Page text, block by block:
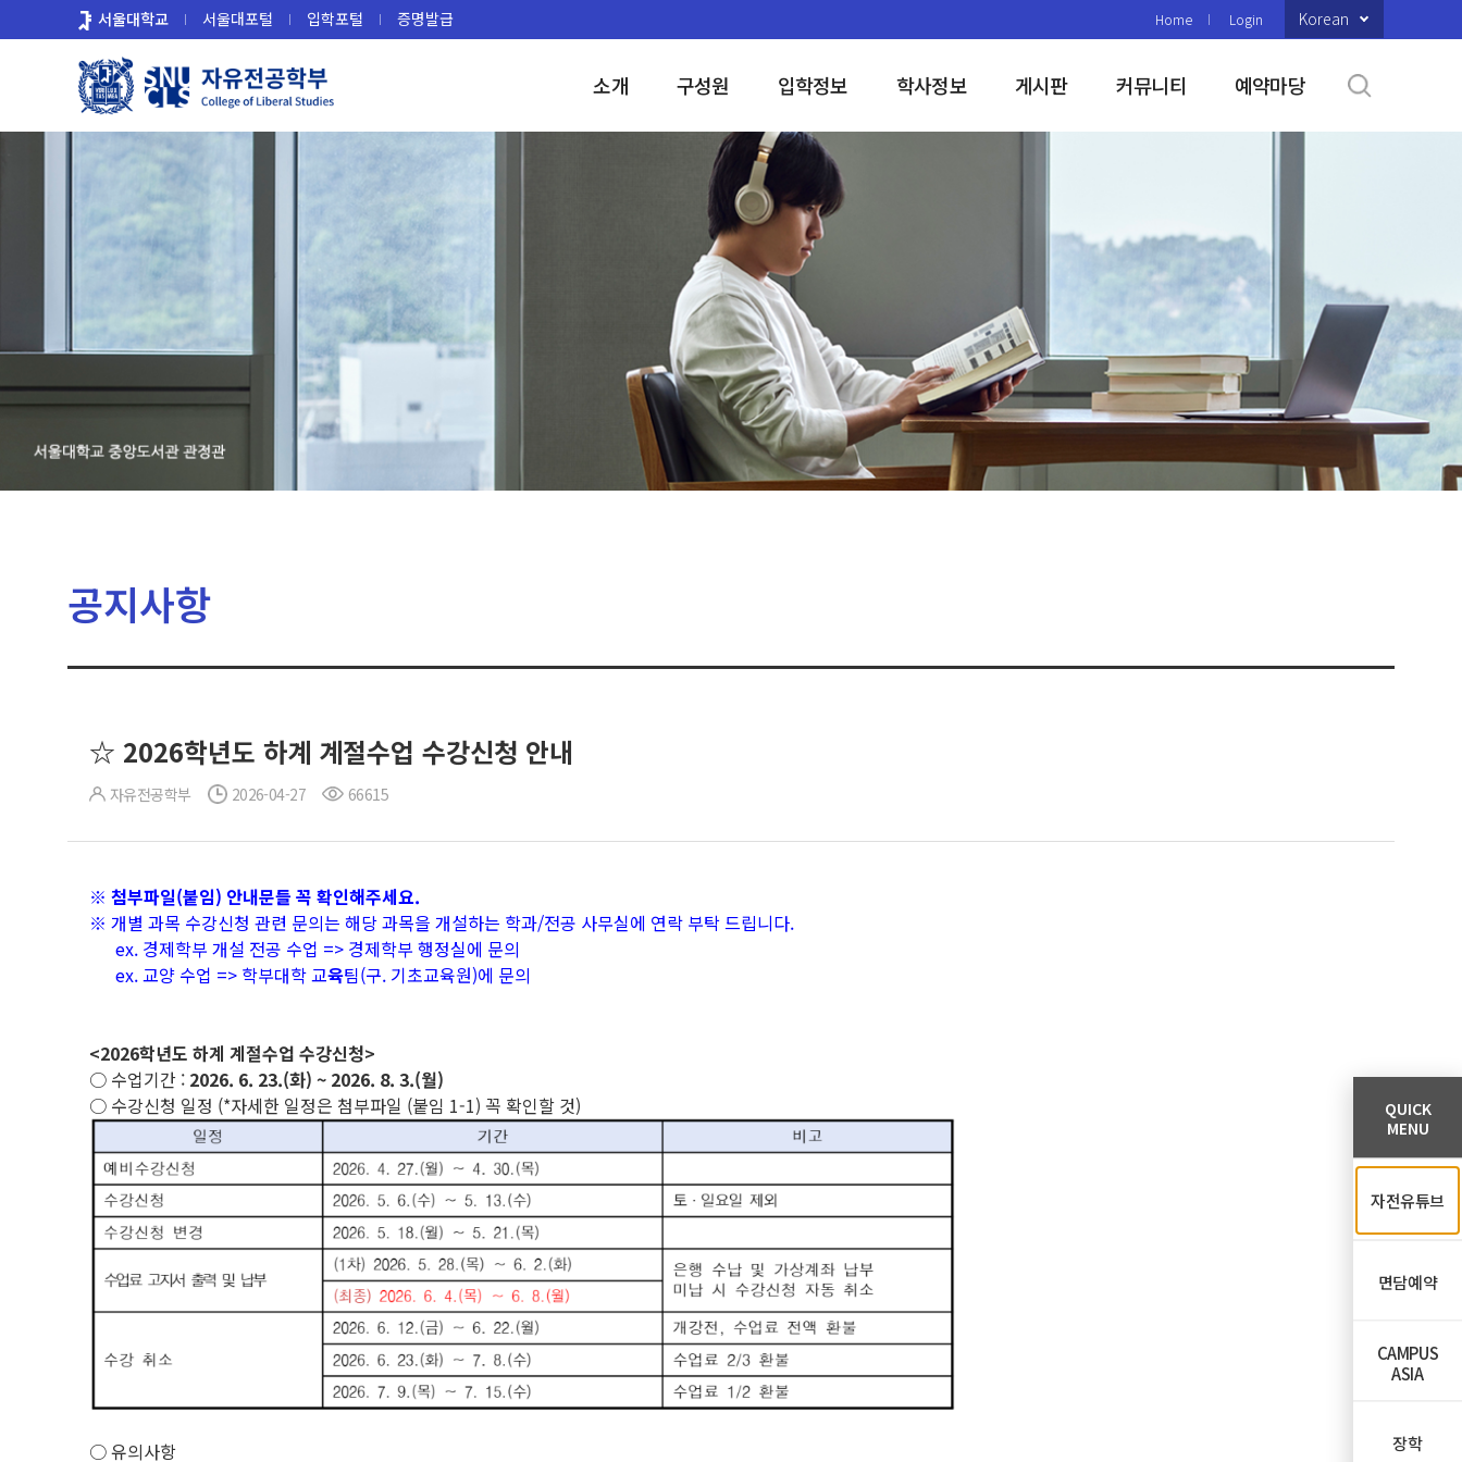
로
서울대학교 서울대포털 입학포털 증명발급 Home Login Korean
소개 구성원 입학정보 학사정보 게시판 커뮤니티 예약마당
공지사항
☆ 2026학년도 하계 계절수업 수강신청 안내
자유전공학부 2026-04-27 66615
※ 첨부파일(붙임) 안내문들 꼭 확인해주세요.
※ 개별 과목 수강신청 관련 문의는 해당 과목을 개설하는 학과/전공 사무실에 연락 부탁 드립니다.
ex. 경제학부 개설 전공 수업 => 경제학부 행정실에 문의
ex. 교양 수업 => 학부대학 교육팀(구. 기초교육원)에 문의
<2026학년도 하계 계절수업 수강신청>
○ 수업기간 : 2026. 6. 23.(화) ~ 2026. 8. 3.(월)
○ 수강신청 일정 (*자세한 일정은 첨부파일 (붙임 1-1) 꼭 확인할 것)
○ 유의사항
QUICK
MENU
자전유튜브
면담예약
CAMPUS
ASIA
장학